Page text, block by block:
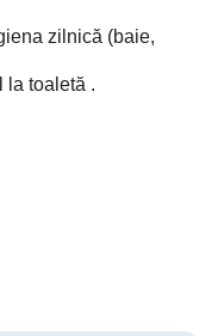
zilnică (baie,
la toaletă .